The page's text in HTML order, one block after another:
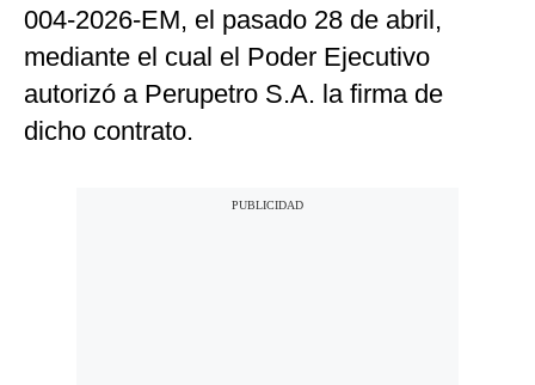
004-2026-EM, el pasado 28 de abril,
mediante el cual el Poder Ejecutivo
autorizó a Perupetro S.A. la firma de
dicho contrato.